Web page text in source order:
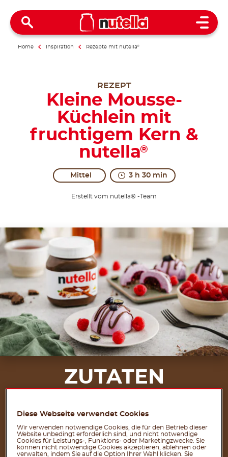
Open
Home Inspiration Rezepte mit nutella®
REZEPT
Kleine Mousse-
Küchlein mit
fruchtigem Kern &
nutella®
Mittel 3 h 30 min
Erstellt vom nutella® -Team
ZUTATEN
50 g griechischer Joghurt
100 g Sahne
Diese Webseite verwendet Cookies
Wir verwenden notwendige Cookies, die für den Betrieb dieser
Website unbedingt erforderlich sind, und nicht notwendige
Cookies für Leistungs-, Funktions- oder Marketingzwecke. Sie
können nicht notwendige Cookies akzeptieren, ablehnen oder
verwalten, indem Sie auf die Option Ihrer Wahl klicken. Sie